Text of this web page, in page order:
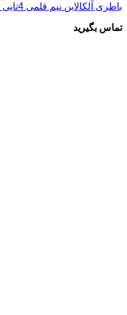
باطری آلکالاین نیم قلمی 4تایی Long life Max power وارتا
تماس بگیرید